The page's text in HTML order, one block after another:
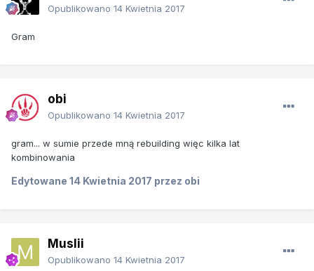
Opublikowano 14 Kwietnia 2017
Gram
obi
Opublikowano 14 Kwietnia 2017
gram... w sumie przede mną rebuilding więc kilka lat
kombinowania
Edytowane 14 Kwietnia 2017 przez obi
Muslii
Opublikowano 14 Kwietnia 2017